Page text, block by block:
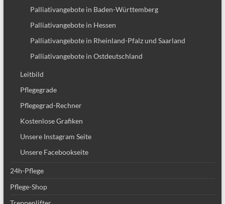
Palliativangebote in Baden-Württemberg
Palliativangebote in Hessen
Palliativangebote in Rheinland-Pfalz und Saarland
Palliativangebote in Ostdeutschland
Leitbild
Pflegegrade
Pflegegrad-Rechner
Kostenlose Grafiken
Unsere Instagram Seite
Unsere Facebookseite
24h-Pflege
Pflege-Shop